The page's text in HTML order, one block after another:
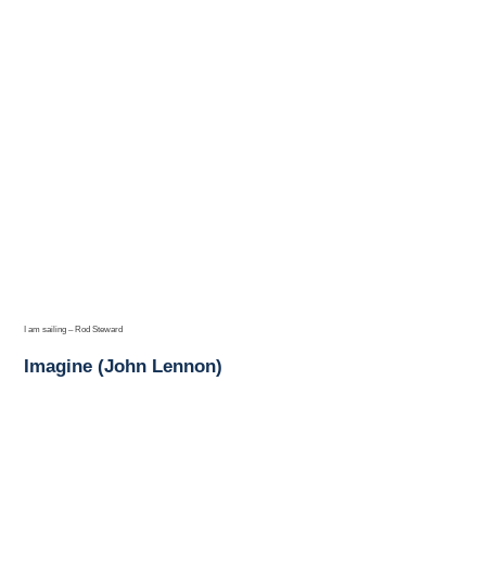
I am sailing – Rod Steward
Imagine (John Lennon)